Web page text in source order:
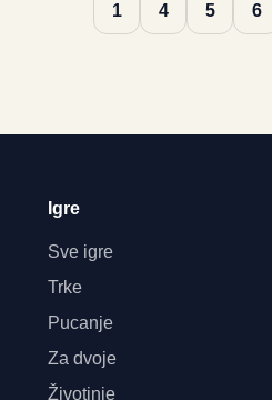
1 4 5 6
Igre
Sve igre
Trke
Pucanje
Za dvoje
Životinje